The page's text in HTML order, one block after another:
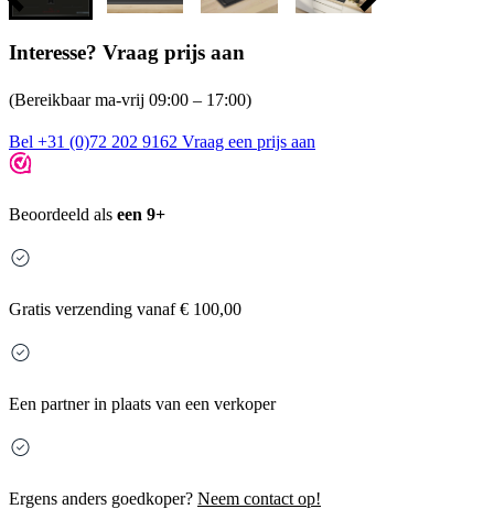
Interesse? Vraag prijs aan
(Bereikbaar ma-vrij 09:00 – 17:00)
Bel +31 (0)72 202 9162 Vraag een prijs aan
Beoordeeld als een 9+
Gratis verzending vanaf € 100,00
Een partner in plaats van een verkoper
Ergens anders goedkoper? Neem contact op!